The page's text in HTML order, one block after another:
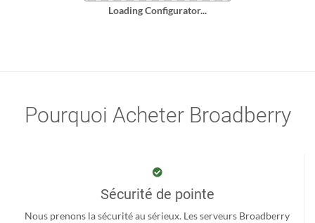
Loading Configurator...
Pourquoi Acheter Broadberry
Sécurité de pointe
Nous prenons la sécurité au sérieux. Les serveurs Broadberry